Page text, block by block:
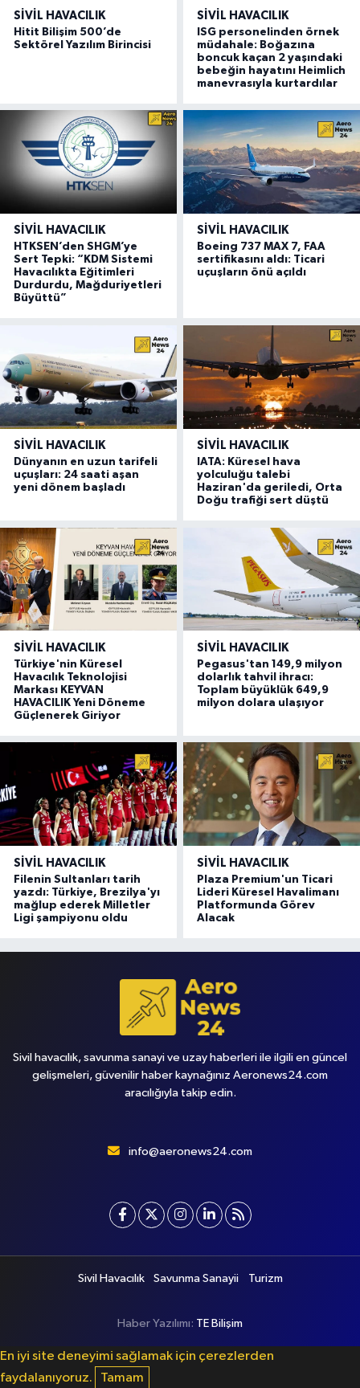
SIVIL HAVACILIK
Hitit Bilişim 500’de
Sektörel Yazılım Birincisi
SIVIL HAVACILIK
ISG personelinden örnek
müdahale: Boğazına
boncuk kaçan 2 yaşındaki
bebeğin hayatını Heimlich
manevrasıyla kurtardılar
SIVIL HAVACILIK
HTKSEN’den SHGM’ye
Sert Tepki: “KDM Sistemi
Havacılıkta Eğitimleri
Durdurdu, Mağduriyetleri
Büyüttü”
SIVIL HAVACILIK
Boeing 737 MAX 7, FAA
sertifikasını aldı: Ticari
uçuşların önü açıldı
SIVIL HAVACILIK
Dünyanın en uzun tarifeli
uçuşları: 24 saati aşan
yeni dönem başladı
SIVIL HAVACILIK
IATA: Küresel hava
yolculuğu talebi
Haziran'da geriledi, Orta
Doğu trafiği sert düştü
SIVIL HAVACILIK
Türkiye'nin Küresel
Havacılık Teknolojisi
Markası KEYVAN
HAVACILIK Yeni Döneme
Güçlenerek Giriyor
SIVIL HAVACILIK
Pegasus'tan 149,9 milyon
dolarlık tahvil ihracı:
Toplam büyüklük 649,9
milyon dolara ulaşıyor
SIVIL HAVACILIK
Filenin Sultanları tarih
yazdı: Türkiye, Brezilya'yı
mağlup ederek Milletler
Ligi şampiyonu oldu
SIVIL HAVACILIK
Plaza Premium'un Ticari
Lideri Küresel Havalimanı
Platformunda Görev
Alacak
Sivil havacılık, savunma sanayi ve uzay haberleri ile ilgili en güncel
gelişmeleri, güvenilir haber kaynağınız Aeronews24.com
aracılığıyla takip edin.
info@aeronews24.com
Sivil Havacılık Savunma Sanayii Turizm
Haber Yazılımı: TE Bilişim
En iyi site deneyimi sağlamak için çerezlerden
faydalanıyoruz.
Tamam